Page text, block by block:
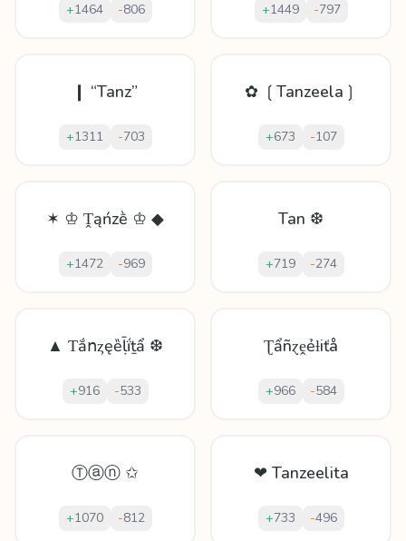
+1464 -806 +1449 -797
❙ “Tanz”
+1311 -703
✿ ❲Tanzeela❳
+673 -107
✶ ♔ Ṱąńzḕ ♔ ◆
+1472 -969
Tan ❆
+719 -274
▲ Ƭắոȥęȅḹḯṯẩ ❆
+916 -533
Ʈẩñɀḙẻƚiťå
+966 -584
Ⓣⓐⓝ ✩
+1070 -812
❤ Tanzeelita
+733 -496